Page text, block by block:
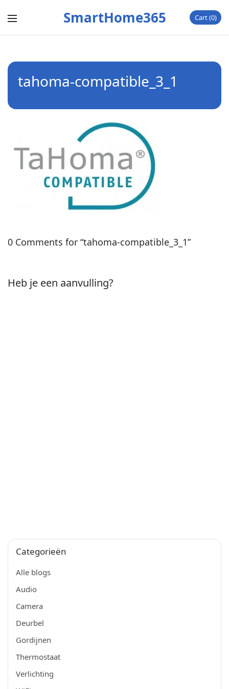
SmartHome365 Cart 0
tahoma-compatible_3_1
0 Comments for “tahoma-compatible_3_1”
Heb je een aanvulling?
Categorieën
Alle blogs
Audio
Camera
Deurbel
Gordijnen
Thermostaat
Verlichting